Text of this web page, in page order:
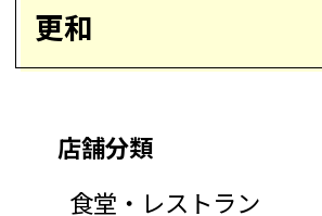
更和
店舗分類
食堂・レストラン